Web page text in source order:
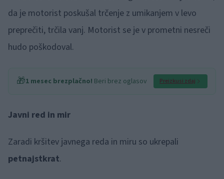
da je motorist poskušal trčenje z umikanjem v levo
preprečiti, trčila vanj. Motorist se je v prometni nesreči
hudo poškodoval.
🎁1 mesec brezplačno! Beri brez oglasov Preizkusi zdaj
Javni red in mir
Zaradi kršitev javnega reda in miru so ukrepali
petnajstkrat.